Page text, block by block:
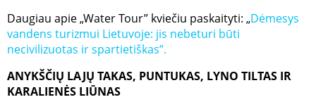
Daugiau apie „Water Tour” kviečiu paskaityti: „Dėmesys
vandens turizmui Lietuvoje: jis nebeturi būti
necivilizuotas ir spartietiškas”.
ANYKŠČIŲ LAJŲ TAKAS, PUNTUKAS, LYNO TILTAS IR
KARALIENĖS LIŪNAS